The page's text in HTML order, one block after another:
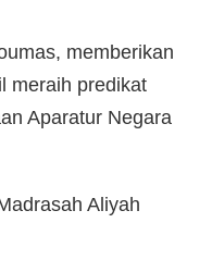
memberikan
meraih predikat
Aparatur Negara
Aliyah